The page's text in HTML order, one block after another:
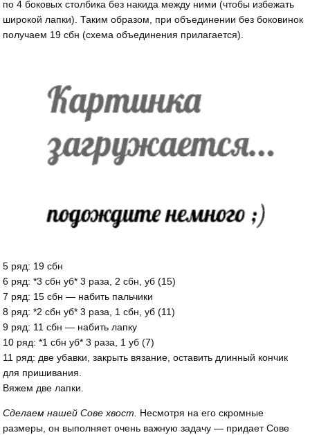
по 4 боковых столбика без накида между ними (чтобы избежать
широкой лапки). Таким образом, при объединении без боковинок
получаем 19 сбн (схема объединения прилагается).
5 ряд: 19 сбн
6 ряд: *3 сбн уб* 3 раза, 2 сбн, уб (15)
7 ряд: 15 сбн — набить пальчики
8 ряд: *2 сбн уб* 3 раза, 1 сбн, уб (11)
9 ряд: 11 сбн — набить лапку
10 ряд: *1 сбн уб* 3 раза, 1 уб (7)
11 ряд: две убавки, закрыть вязание, оставить длинный кончик
для пришивания.
Вяжем две лапки.
Сделаем нашей Сове хвост. Несмотря на его скромные
размеры, он выполняет очень важную задачу — придает Сове